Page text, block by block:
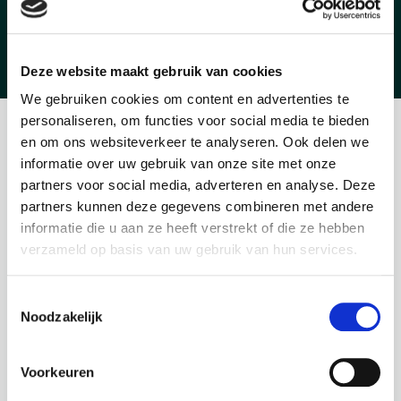
Deze website maakt gebruik van cookies
We gebruiken cookies om content en advertenties te
personaliseren, om functies voor social media te bieden
en om ons websiteverkeer te analyseren. Ook delen we
informatie over uw gebruik van onze site met onze
partners voor social media, adverteren en analyse. Deze
partners kunnen deze gegevens combineren met andere
informatie die u aan ze heeft verstrekt of die ze hebben
verzameld op basis van uw gebruik van hun services.
Noodzakelijk
Voorkeuren
Direct solliciteren
Wil jij alsCorporate Recruiterdoorgroeien in het vak en
je ontwikkelen tot een stevige gesprekspartner voor
marktleider in de automotive sector bouw je actief mee
veel verantwoordelijkheid, werkt met verschillende
functies en niveaus en ontwikkelt jezelf stap voor stap
organisatie die groei en ontwikkeling centraal stelt.